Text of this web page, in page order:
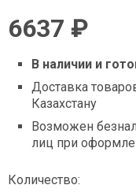
6637 ₽
В наличии и
Доставка
Казахстану
Возможен
лиц при
Количество: